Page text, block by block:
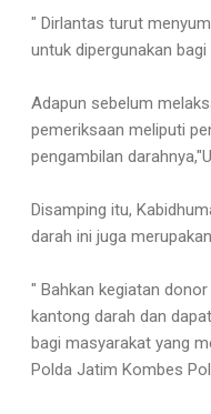
" Dirlantas turut
untuk dipergunakan
Adapun sebelum
pemeriksaan meliputi
pengambilan
Disamping itu,
darah ini juga
" Bahkan kegiatan
kantong darah dan
bagi masyarakat yang
Polda Jatim Kombes Pol